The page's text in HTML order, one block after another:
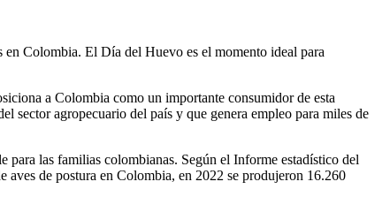
Colombia. El Día del Huevo es el momento ideal para
a Colombia como un importante consumidor de esta
sector agropecuario del país y que genera empleo para miles de
las familias colombianas. Según el Informe estadístico del
de postura en Colombia, en 2022 se produjeron 16.260